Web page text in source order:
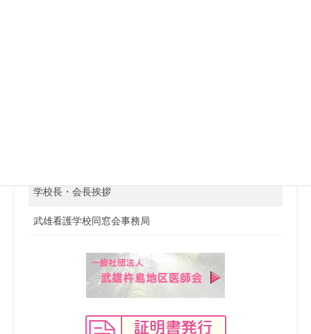
学校長・会長挨拶
武雄看護学校同窓会事務局